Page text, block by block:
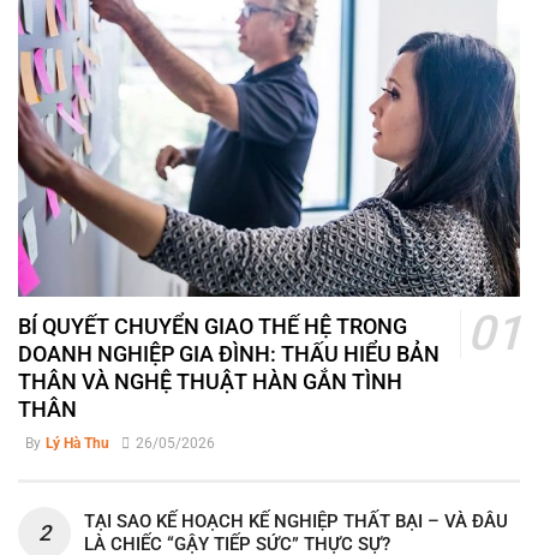
BÍ QUYẾT CHUYỂN GIAO THẾ HỆ TRONG
DOANH NGHIỆP GIA ĐÌNH: THẤU HIỂU BẢN
THÂN VÀ NGHỆ THUẬT HÀN GẮN TÌNH
THÂN
By Lý Hà Thu 26/05/2026
TẠI SAO KẾ HOẠCH KẾ NGHIỆP THẤT BẠI – VÀ ĐÂU
LÀ CHIẾC “GẬY TIẾP SỨC” THỰC SỰ?